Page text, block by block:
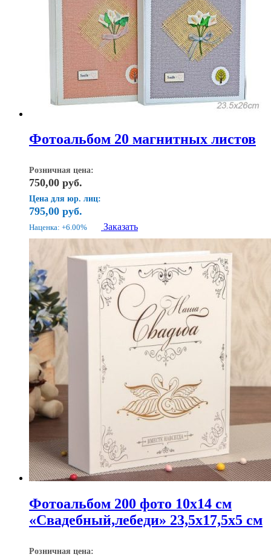
Фотоальбом 20 магнитных листов
Розничная цена:
750,00 руб.
Цена для юр. лиц:
795,00 руб.
Наценка: +6.00% Заказать
Фотоальбом 200 фото 10х14 см
«Свадебный,лебеди» 23,5х17,5х5 см
Розничная цена: